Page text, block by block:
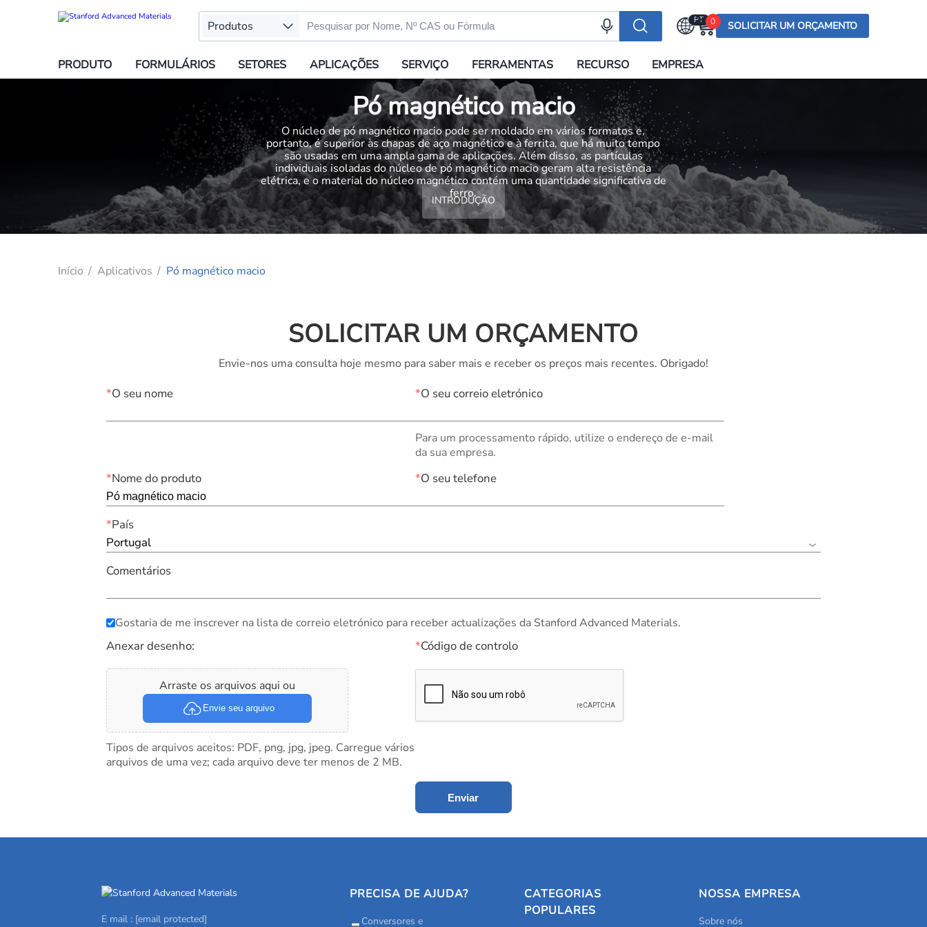
Produtos PT
English (US)
Española
Deutsch
Français
Italiano
日本語
Русский
0 SOLICITAR UM ORÇAMENTO
PRODUTO FORMULÁRIOS SETORES APLICAÇÕES SERVIÇO FERRAMENTAS RECURSO EMPRESA
Pó magnético macio
O núcleo de pó magnético macio pode ser moldado em vários formatos e,
portanto, é superior às chapas de aço magnético e à ferrita, que há muito tempo
são usadas em uma ampla gama de aplicações. Além disso, as partículas
individuais isoladas do núcleo de pó magnético macio geram alta resistência
elétrica, e o material do núcleo magnético contém uma quantidade significativa de
ferro.
INTRODUÇÃO
Início Aplicativos Pó magnético macio
SOLICITAR UM ORÇAMENTO
Envie-nos uma consulta hoje mesmo para saber mais e receber os preços mais recentes. Obrigado!
*O seu nome *O seu correio eletrónico
Para um processamento rápido, utilize o endereço de e-mail
da sua empresa.
*Nome do produto *O seu telefone
*País
Portugal
Comentários
Gostaria de me inscrever na lista de correio eletrónico para receber actualizações da Stanford Advanced Materials.
Anexar desenho:
Arraste os arquivos aqui ou
Envie seu arquivo
*Código de controlo
Tipos de arquivos aceitos: PDF, png, jpg, jpeg. Carregue vários
arquivos de uma vez; cada arquivo deve ter menos de 2 MB.
Enviar
E mail : [email protected]
PRECISA DE AJUDA?
Conversores e
CATEGORIAS
POPULARES
NOSSA EMPRESA
Sobre nós